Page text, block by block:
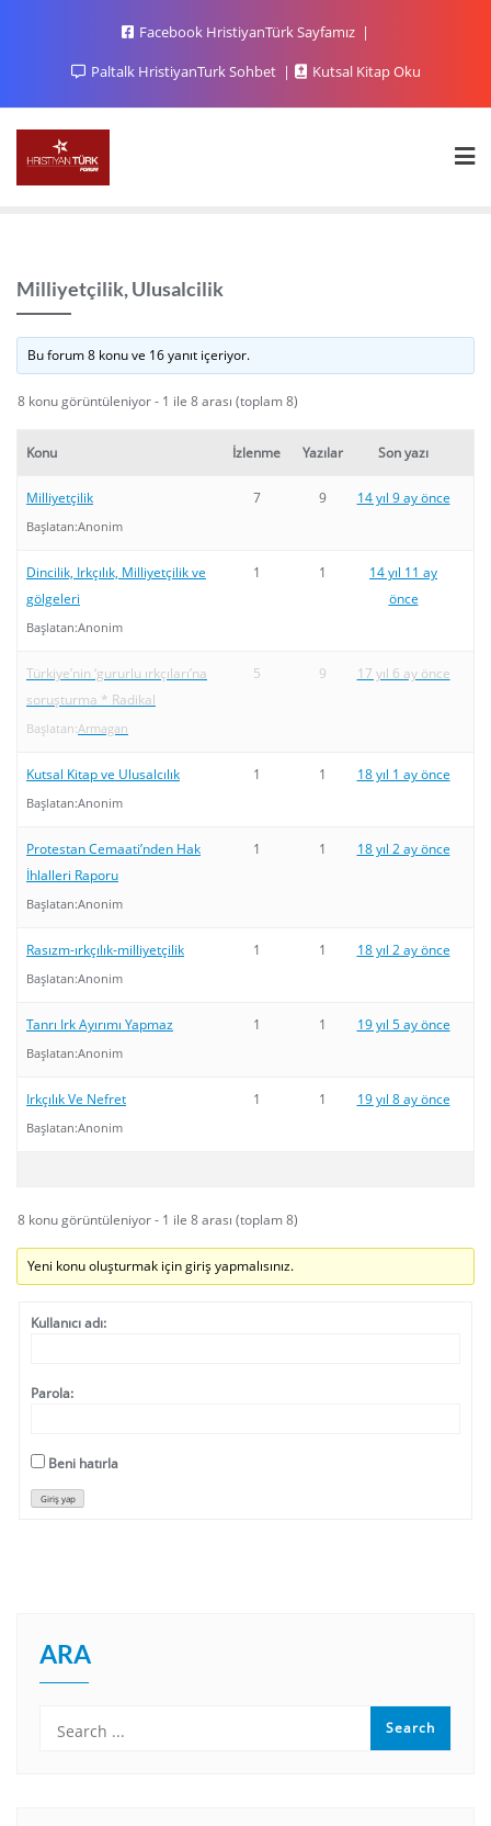
Facebook HristiyanTürk Sayfamız
Paltalk HristiyanTurk Sohbet
Kutsal Kitap Oku
Milliyetçilik, Ulusalcilik
Bu forum 8 konu ve 16 yanıt içeriyor.
8 konu görüntüleniyor - 1 ile 8 arası (toplam 8)
Konu İzlenme Yazılar Son yazı
Milliyetçilik
Başlatan:Anonim
7 9 14 yıl 9 ay önce
Dincilik, Irkçılık, Milliyetçilik ve
gölgeleri
Başlatan:Anonim
1 1
14 yıl 11 ay
önce
Türkiye’nin ‘gururlu ırkçıları’na
soruşturma * Radikal
Başlatan:Armagan
5 9 17 yıl 6 ay önce
Kutsal Kitap ve Ulusalcılık
Başlatan:Anonim
1 1 18 yıl 1 ay önce
Protestan Cemaati’nden Hak
İhlalleri Raporu
Başlatan:Anonim
1 1 18 yıl 2 ay önce
Rasızm-ırkçılık-milliyetçilik
Başlatan:Anonim
1 1 18 yıl 2 ay önce
Tanrı Irk Ayırımı Yapmaz
Başlatan:Anonim
1 1 19 yıl 5 ay önce
Irkçılık Ve Nefret
Başlatan:Anonim
1 1 19 yıl 8 ay önce
8 konu görüntüleniyor - 1 ile 8 arası (toplam 8)
Yeni konu oluşturmak için giriş yapmalısınız.
Kullanıcı adı:
Parola:
Beni hatırla
Giriş yap
ARA